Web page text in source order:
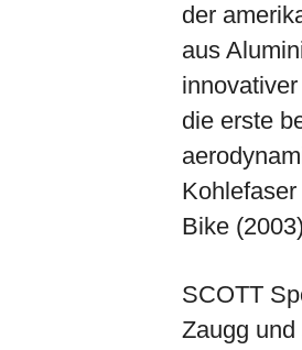
der
aus
die erste
Bike
SCOTT
Zaugg